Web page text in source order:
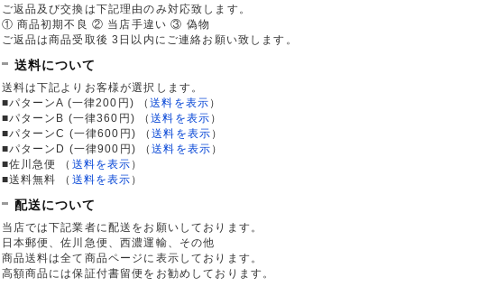
ご返品及び交換は下記理由のみ対応致します。
① 商品初期不良 ② 当店手違い ③ 偽物
ご返品は商品受取後 3日以内にご連絡お願い致します。
送料について
送料は下記よりお客様が選択します。
■パターンA (一律200円)
（送料を表示 ）
■パターンB (一律360円)
（送料を表示 ）
■パターンC (一律600円)
（送料を表示 ）
■パターンD (一律900円)
（送料を表示 ）
■佐川急便
（ 送料を表示 ）
■送料無料
（ 送料を表示 ）
配送について
当店では下記業者に配送をお願いしております。
日本郵便、佐川急便、西濃運輸、その他
商品送料は全て商品ページに表示しております。
高額商品には保証付書留便をお勧めしております。